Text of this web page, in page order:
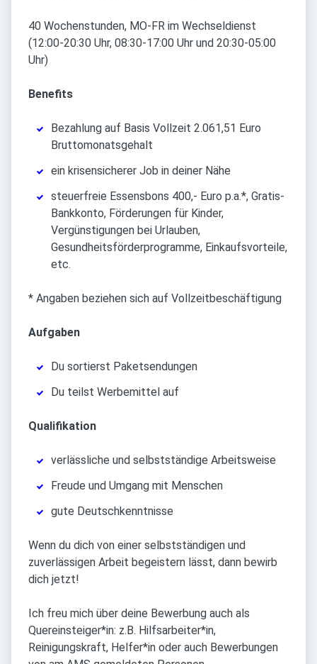
40 Wochenstunden, MO-FR im Wechseldienst
(12:00-20:30 Uhr, 08:30-17:00 Uhr und 20:30-05:00
Uhr)
Benefits
Bezahlung auf Basis Vollzeit 2.061,51 Euro
Bruttomonatsgehalt
ein krisensicherer Job in deiner Nähe
steuerfreie Essensbons 400,- Euro p.a.*, Gratis-
Bankkonto, Förderungen für Kinder,
Vergünstigungen bei Urlauben,
Gesundheitsförderprogramme, Einkaufsvorteile,
etc.
* Angaben beziehen sich auf Vollzeitbeschäftigung
Aufgaben
Du sortierst Paketsendungen
Du teilst Werbemittel auf
Qualifikation
verlässliche und selbstständige Arbeitsweise
Freude und Umgang mit Menschen
gute Deutschkenntnisse
Wenn du dich von einer selbstständigen und
zuverlässigen Arbeit begeistern lässt, dann bewirb
dich jetzt!
Ich freu mich über deine Bewerbung auch als
Quereinsteiger*in: z.B. Hilfsarbeiter*in,
Reinigungskraft, Helfer*in oder auch Bewerbungen